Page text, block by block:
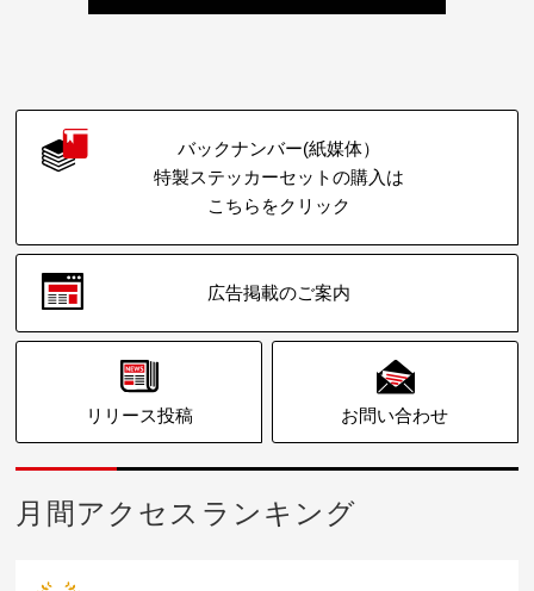
バックナンバー(紙媒体）
特製ステッカーセットの購入は
こちらをクリック
広告掲載のご案内
リリース投稿 お問い合わせ
月間アクセスランキング